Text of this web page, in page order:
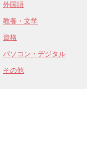
外国語
教養・文学
資格
パソコン・デジタル
その他